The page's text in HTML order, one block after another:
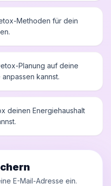
Methoden für dein
Planung auf deine
kannst.
deinen Energiehaushalt
E-Mail-Adresse ein.